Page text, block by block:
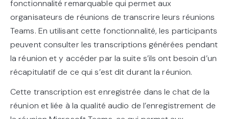
fonctionnalité remarquable qui permet aux
organisateurs de réunions de transcrire leurs réunions
Teams. En utilisant cette fonctionnalité, les participants
peuvent consulter les transcriptions générées pendant
la réunion et y accéder par la suite s’ils ont besoin d’un
récapitulatif de ce qui s’est dit durant la réunion.
Cette transcription est enregistrée dans le chat de la
réunion et liée à la qualité audio de l’enregistrement de